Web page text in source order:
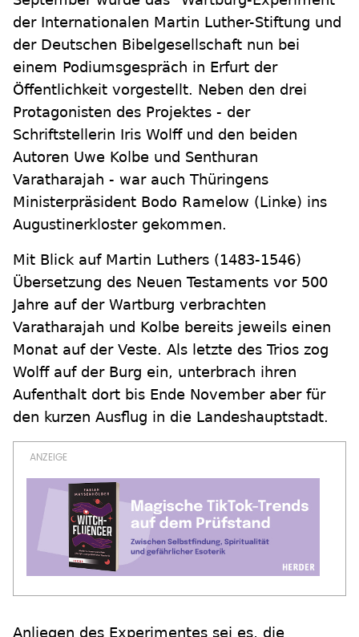
der Internationalen Martin Luther-Stiftung und
der Deutschen Bibelgesellschaft nun bei
einem Podiumsgespräch in Erfurt der
Öffentlichkeit vorgestellt. Neben den drei
Protagonisten des Projektes - der
Schriftstellerin Iris Wolff und den beiden
Autoren Uwe Kolbe und Senthuran
Varatharajah - war auch Thüringens
Ministerpräsident Bodo Ramelow (Linke) ins
Augustinerkloster gekommen.
Mit Blick auf Martin Luthers (1483-1546)
Übersetzung des Neuen Testaments vor 500
Jahre auf der Wartburg verbrachten
Varatharajah und Kolbe bereits jeweils einen
Monat auf der Veste. Als letzte des Trios zog
Wolff auf der Burg ein, unterbrach ihren
Aufenthalt dort bis Ende November aber für
den kurzen Ausflug in die Landeshauptstadt.
Anliegen des Experimentes sei es, die